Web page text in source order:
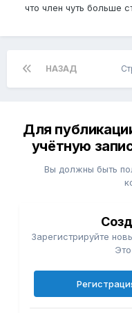
что член чуть больше
НАЗАД
Для
учётную
Вы должны быть
Зарегистрируйте